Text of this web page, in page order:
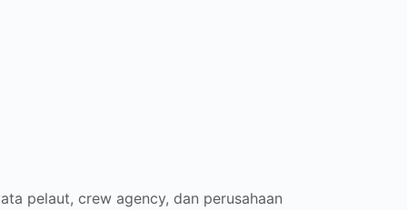
pelaut, crew agency, dan perusahaan